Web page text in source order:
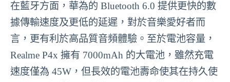
在藍牙方面，華為的 Bluetooth 6.0 提供更快的數
據傳輸速度及更低的延遲，對於音樂愛好者而
言，更有利於高品質音頻體驗。至於電池容量，
Realme P4x 擁有 7000mAh 的大電池，雖然充電
速度僅為 45W，但長效的電池壽命使其在持久使